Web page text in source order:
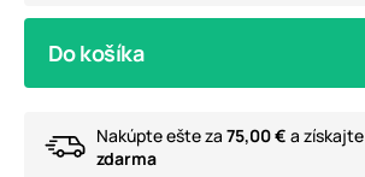
Do košíka
Nakúpte ešte za 75,00 € a získajte
zdarma